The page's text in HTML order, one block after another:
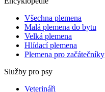
Všechna plemena
Malá plemena do bytu
Velká plemena
Hlídací plemena
Plemena pro začátečníky
Služby pro psy
Veterináři